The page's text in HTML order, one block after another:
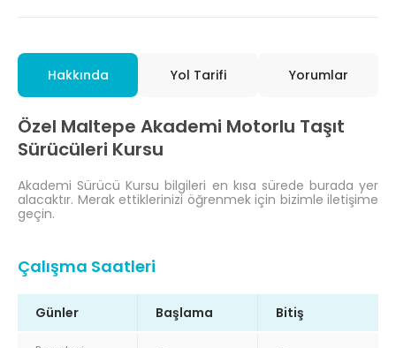
Hakkında Yol Tarifi Yorumlar
Özel Maltepe Akademi Motorlu Taşıt
Sürücüleri Kursu
Akademi Sürücü Kursu bilgileri en kısa sürede burada yer
alacaktır. Merak ettiklerinizi öğrenmek için bizimle iletişime
geçin.
Çalışma Saatleri
Günler Başlama Bitiş